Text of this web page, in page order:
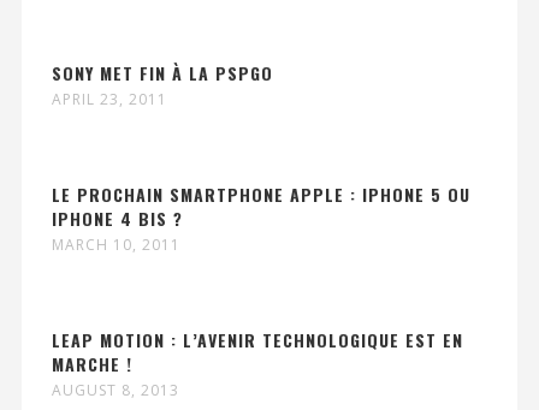
SONY MET FIN À LA PSPGO
APRIL 23, 2011
LE PROCHAIN SMARTPHONE APPLE : IPHONE 5 OU
IPHONE 4 BIS ?
MARCH 10, 2011
LEAP MOTION : L’AVENIR TECHNOLOGIQUE EST EN
MARCHE !
AUGUST 8, 2013